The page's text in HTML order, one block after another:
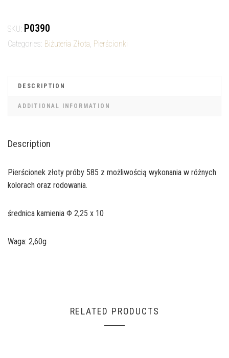
SKU: P0390
Categories: Biżuteria Złota Pierścionki
DESCRIPTION
ADDITIONAL INFORMATION
Description
Pierścionek złoty próby 585 z możliwością wykonania w różnych
kolorach oraz rodowania.
średnica kamienia Φ 2,25 x 10
Waga: 2,60g
RELATED PRODUCTS